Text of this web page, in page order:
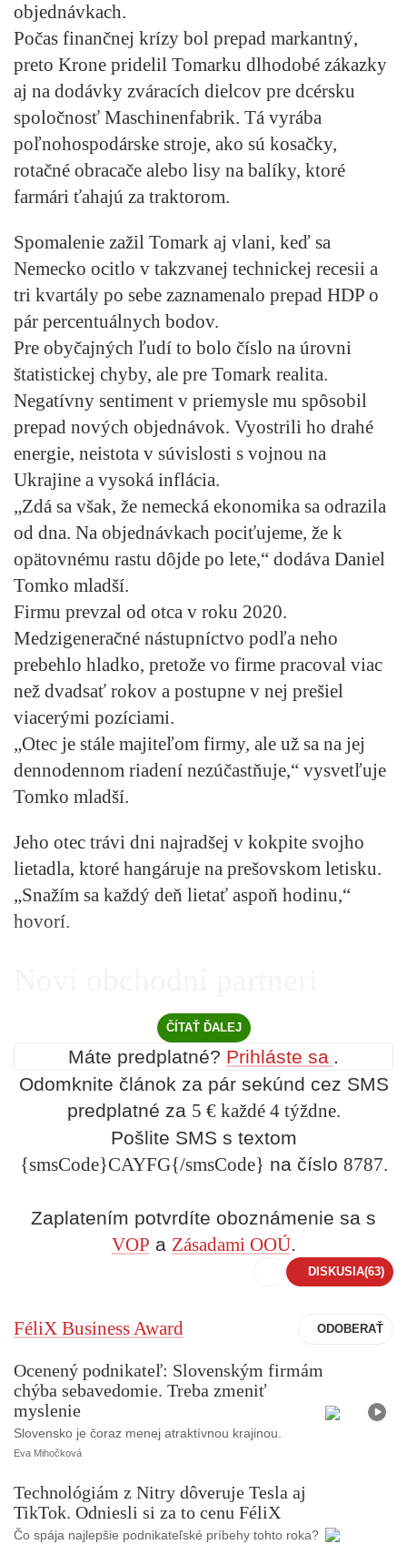
objednávkach.
Počas finančnej krízy bol prepad markantný,
preto Krone pridelil Tomarku dlhodobé zákazky
aj na dodávky zváracích dielcov pre dcérsku
spoločnosť Maschinenfabrik. Tá vyrába
poľnohospodárske stroje, ako sú kosačky,
rotačné obracače alebo lisy na balíky, ktoré
farmári ťahajú za traktorom.
Spomalenie zažil Tomark aj vlani, keď sa
Nemecko ocitlo v takzvanej technickej recesii a
tri kvartály po sebe zaznamenalo prepad HDP o
pár percentuálnych bodov.
Pre obyčajných ľudí to bolo číslo na úrovni
štatistickej chyby, ale pre Tomark realita.
Negatívny sentiment v priemysle mu spôsobil
prepad nových objednávok. Vyostrili ho drahé
energie, neistota v súvislosti s vojnou na
Ukrajine a vysoká inflácia.
„Zdá sa však, že nemecká ekonomika sa odrazila
od dna. Na objednávkach pociťujeme, že k
opätovnému rastu dôjde po lete,“ dodáva Daniel
Tomko mladší.
Firmu prevzal od otca v roku 2020.
Medzigeneračné nástupníctvo podľa neho
prebehlo hladko, pretože vo firme pracoval viac
než dvadsať rokov a postupne v nej prešiel
viacerými pozíciami.
„Otec je stále majiteľom firmy, ale už sa na jej
dennodennom riadení nezúčastňuje,“ vysvetľuje
Tomko mladší.
Jeho otec trávi dni najradšej v kokpite svojho
lietadla, ktoré hangáruje na prešovskom letisku.
„Snažím sa každý deň lietať aspoň hodinu,“
hovorí.
ČÍTAŤ ĎALEJ
Máte predplatné? Prihláste sa .
Odomknite článok za pár sekúnd cez SMS
predplatné za 5 € každé 4 týždne.
Pošlite SMS s textom
{smsCode}CAYFG{/smsCode} na číslo 8787.
Zaplatením potvrdíte oboznámenie sa s
VOP a Zásadami OOÚ.
DISKUSIA(63)
FéliX Business Award
d
Ocenený podnikateľ: Slovenským firmám
chýba sebavedomie. Treba zmeniť
myslenie
Slovensko je čoraz menej atraktívnou krajinou.
Eva Mihočková
Technológiám z Nitry dôveruje Tesla aj
TikTok. Odniesli si za to cenu FéliX
Čo spája najlepšie podnikateľské príbehy tohto roka?